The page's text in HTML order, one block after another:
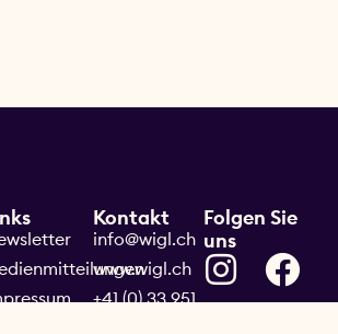
Kontakt
info@wigl.ch
www.wigl.ch
+41 (0) 33 951
Folgen Sie
uns